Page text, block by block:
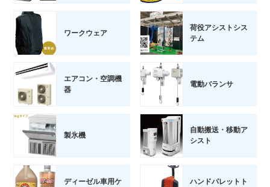
ワークウェア
荷役アシストシス
テム
エアコン・空調機
器
電動バランサ
製氷機
自動搬送・移動ア
シスト
ディーゼル車用ケ
ハンドパレットト